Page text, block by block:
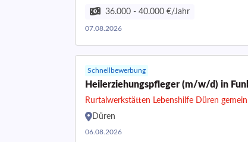
36.000 - 40.000 €/Jahr
07.08.2026
Schnellbewerbung
Heilerziehungspfleger (m/w/d) in
Rurtalwerkstätten Lebenshilfe Düren
Düren
06.08.2026